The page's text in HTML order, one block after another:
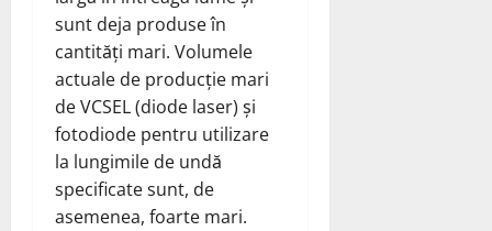
sunt deja produse în
cantități mari. Volumele
actuale de producție mari
de VCSEL (diode laser) și
fotodiode pentru utilizare
la lungimile de undă
specificate sunt, de
asemenea, foarte mari.